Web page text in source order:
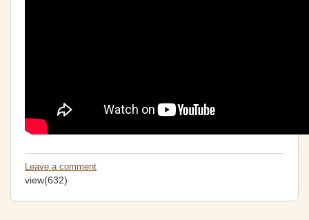
Leave a comment
view(632)